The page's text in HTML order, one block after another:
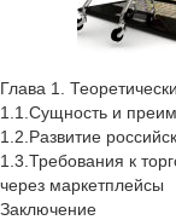
Глава 1.
1.1.Сущность и
1.2.Развитие
1.3.Требования к
через маркетплейсы
Заключение